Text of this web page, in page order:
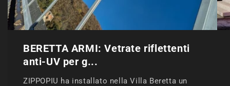
BERETTA ARMI: Vetrate riflettenti
anti-UV per g...
ZIPPOPIU ha installato nella Villa Beretta un